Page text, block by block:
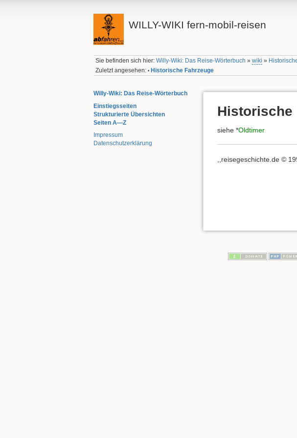
WILLY-WIKI fern-mobil-reisen
Sie befinden sich hier:Willy-Wiki: Das Reise-Wörterbuch »wiki »
Zuletzt angesehen: • Historische Fahrzeuge
Willy-Wiki: Das Reise-Wörterbuch
Einstiegsseiten
Strukturierte Übersichten
Seiten A—Z
Impressum
Datenschutzerklärung
Historische
siehe *Oldtimer
,,reisegeschichte.de ©